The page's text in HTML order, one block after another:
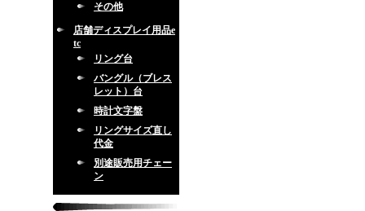
その他
店舗ディスプレイ用品e
tc
リング台
バングル（ブレス
レット）台
時計文字盤
リングサイズ直し
代金
別途販売用チェー
ン